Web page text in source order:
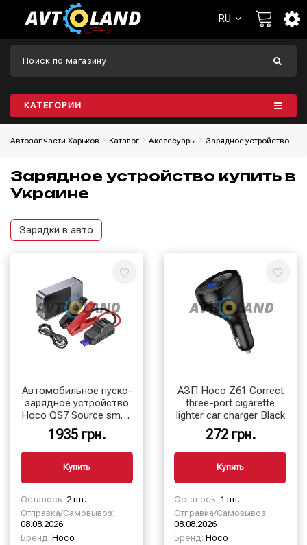
RU
КАТЕГОРИИ
Автозапчасти Харьков Каталог Aксессуары Зарядное устройство
Зарядное устройство купить в
Украине
Зарядки в авто
Автомобильное пуско-
зарядное устройство
Hoco QS7 Source smart
emergency start-up
powerbank(10000mAh)
1935 грн.
Купить
Осталось: 2 шт.
Отправка/Самовывоз:
08.08.2026
Бренд: Hoco
АЗП Hoco Z61 Correct
three-port cigarette
lighter car charger Black
272 грн.
Купить
Осталось: 1 шт.
Отправка/Самовывоз:
08.08.2026
Бренд: Hoco